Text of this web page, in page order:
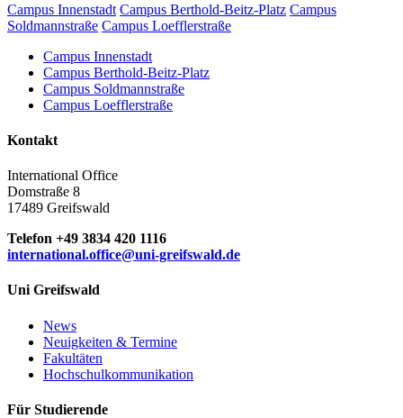
Campus Innenstadt Campus Berthold-Beitz-Platz Campus
Soldmannstraße Campus Loefflerstraße
Campus Innenstadt
Campus Berthold-Beitz-Platz
Campus Soldmannstraße
Campus Loefflerstraße
Kontakt
International Office
Domstraße 8
17489 Greifswald
Telefon +49 3834 420 1116
international.office@uni-greifswald.de
Uni Greifswald
News
Neuigkeiten & Termine
Fakultäten
Hochschulkommunikation
Für Studierende